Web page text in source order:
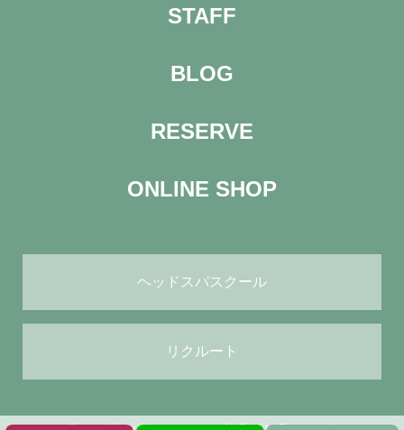
STAFF
BLOG
RESERVE
ONLINE SHOP
ヘッドスパスクール
リクルート